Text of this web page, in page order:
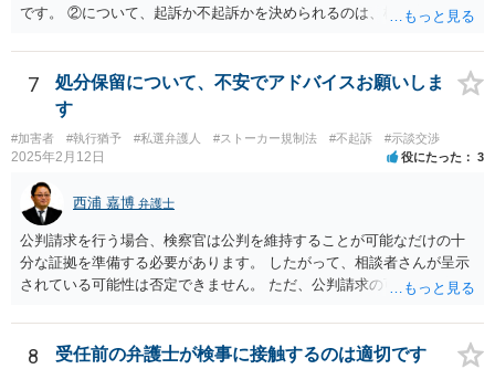
です。 ②について、起訴か不起訴かを決められるのは、検察官のみで
ますが、警察官の個人的な見立てに過ぎません。 ③について、一般
に、示談を行うとすれば少しでも早い方がいいです。 被害者の動きを
待って、ということは通常しません。 ④について、示談をされたいと
いうことであれば、弁護士に依頼され、弁護士を通じて警察に対し、
被害者の連絡先を教えてもらえないかとお願いする方法があります。
最終的に応じるかは被害者の意向次第ですが、「加害者」本人に被害
者の情報を伝えるというのはなかなか応じてもらうのは難しいです
が、 弁護士限りで、などと条件を付けることで応じていただける可能
性があります。 以上踏まえて、お近くの弁護士事務所にご相談されて
みてください。
7
処分保留について、不安でアドバイスお願いしま
す
#加害者 #執行猶予 #私選弁護人 #ストーカー規制法 #不起訴 #示談交渉
2025年2月12日 役にたった 3
西浦 嘉博 弁護士
公判請求を行う場合、検察官は公判を維持することが可能なだけの十
分な証拠を準備する必要があります。 したがって、相談者さんが呈示
されている可能性は否定できません。 ただ、公判請求の可能性が完全
いのではないかと思われます。 繰り返しますが、ご依頼されている弁
護人とご相談ください。
8
受任前の弁護士が検事に接触するのは適切です